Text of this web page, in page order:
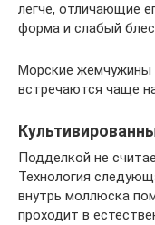
легче, отличающие
форма и слабый
Морские жемчужины
встречаются чаще
Подделкой не
Технология
внутрь моллюска
проходит в